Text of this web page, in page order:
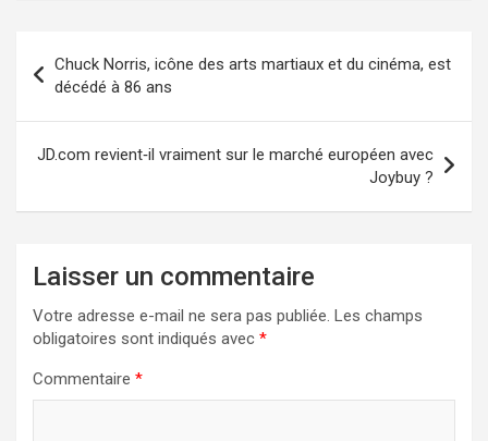
de
l’article
Chuck Norris, icône des arts martiaux et du cinéma, est
décédé à 86 ans
JD.com revient‑il vraiment sur le marché européen avec
Joybuy ?
Laisser un commentaire
Votre adresse e-mail ne sera pas publiée. Les champs
obligatoires sont indiqués avec *
Commentaire *